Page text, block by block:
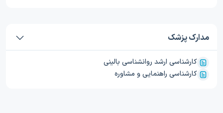
مدارک پزشک
کارشناسی ارشد روانشناسی بالینی
کارشناسی راهنمایی و مشاوره